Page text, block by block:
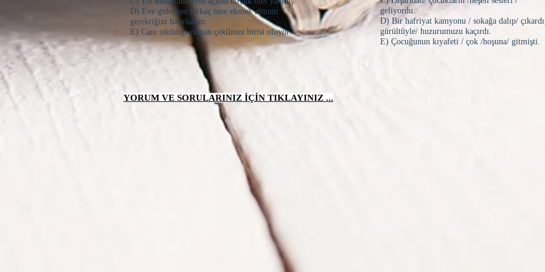
D) Eve giderken birkaç tane ekmek almam
gerektiğini hatırladım.
E) Canı sıkıldığı zaman çekilmez birisi oluyor.
geliyordu.
D) Bir hafriyat kamyonu / sokağa dalıp/
gürültüyle/ huzurumuzu kaçırdı.
E) Çocuğunun kıyafeti / çok /hoşuna/ gitmişti.
YORUM VE SORULARINIZ İÇİN TIKLAYINIZ ...